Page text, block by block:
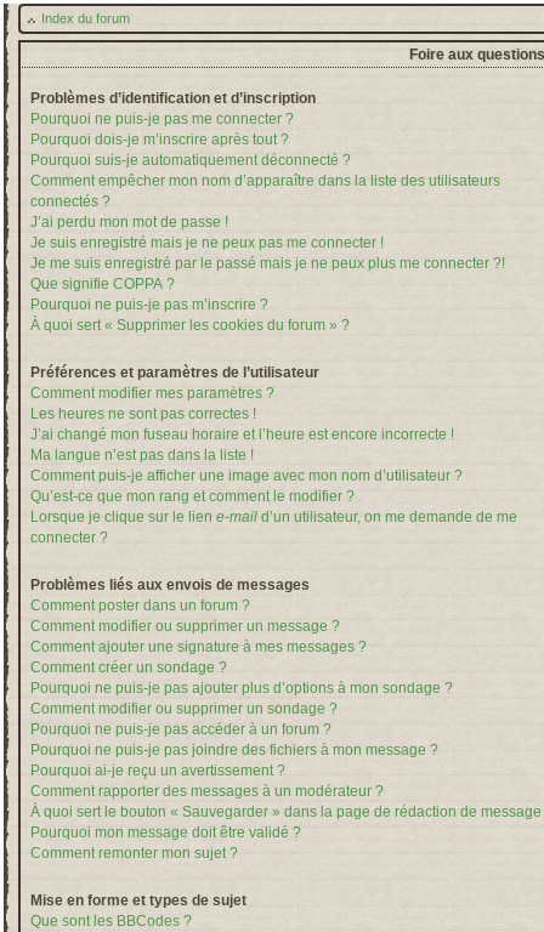
Index du forum
Foire aux
Problèmes d’identification et d’inscription
Pourquoi ne puis-je pas me connecter ?
Pourquoi dois-je m’inscrire après tout ?
Pourquoi suis-je automatiquement déconnecté ?
Comment empêcher mon nom d’apparaître dans la liste des utilisateurs
connectés ?
J’ai perdu mon mot de passe !
Je suis enregistré mais je ne peux pas me connecter !
Je me suis enregistré par le passé mais je ne peux plus me connecter ?!
Que signifie COPPA ?
Pourquoi ne puis-je pas m’inscrire ?
À quoi sert « Supprimer les cookies du forum » ?
Préférences et paramètres de l’utilisateur
Comment modifier mes paramètres ?
Les heures ne sont pas correctes !
J’ai changé mon fuseau horaire et l’heure est encore incorrecte !
Ma langue n’est pas dans la liste !
Comment puis-je afficher une image avec mon nom d’utilisateur ?
Qu’est-ce que mon rang et comment le modifier ?
Lorsque je clique sur le lien e-mail d’un utilisateur, on me demande de me
connecter ?
Problèmes liés aux envois de messages
Comment poster dans un forum ?
Comment modifier ou supprimer un message ?
Comment ajouter une signature à mes messages ?
Comment créer un sondage ?
Pourquoi ne puis-je pas ajouter plus d’options à mon sondage ?
Comment modifier ou supprimer un sondage ?
Pourquoi ne puis-je pas accéder à un forum ?
Pourquoi ne puis-je pas joindre des fichiers à mon message ?
Pourquoi ai-je reçu un avertissement ?
Comment rapporter des messages à un modérateur ?
À quoi sert le bouton « Sauvegarder » dans la page de rédaction de message
Pourquoi mon message doit être validé ?
Comment remonter mon sujet ?
Mise en forme et types de sujet
Que sont les BBCodes ?